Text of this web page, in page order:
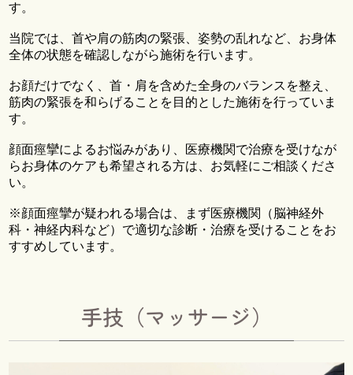
す。
当院では、首や肩の筋肉の緊張、姿勢の乱れなど、お身体
全体の状態を確認しながら施術を行います。
お顔だけでなく、首・肩を含めた全身のバランスを整え、
筋肉の緊張を和らげることを目的とした施術を行っていま
す。
顔面痙攣によるお悩みがあり、医療機関で治療を受けなが
らお身体のケアも希望される方は、お気軽にご相談くださ
い。
※顔面痙攣が疑われる場合は、まず医療機関（脳神経外
科・神経内科など）で適切な診断・治療を受けることをお
すすめしています。
手技（マッサージ）